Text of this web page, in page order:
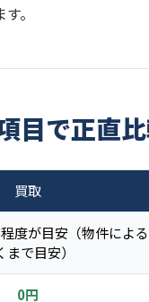
。
目で正直
買取
度が目安（物件によ
まで目安）
0円